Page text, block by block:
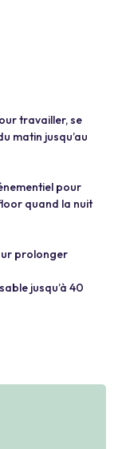
travailler, se
matin jusqu’au
pour
quand la nuit
prolonger
jusqu’à 40